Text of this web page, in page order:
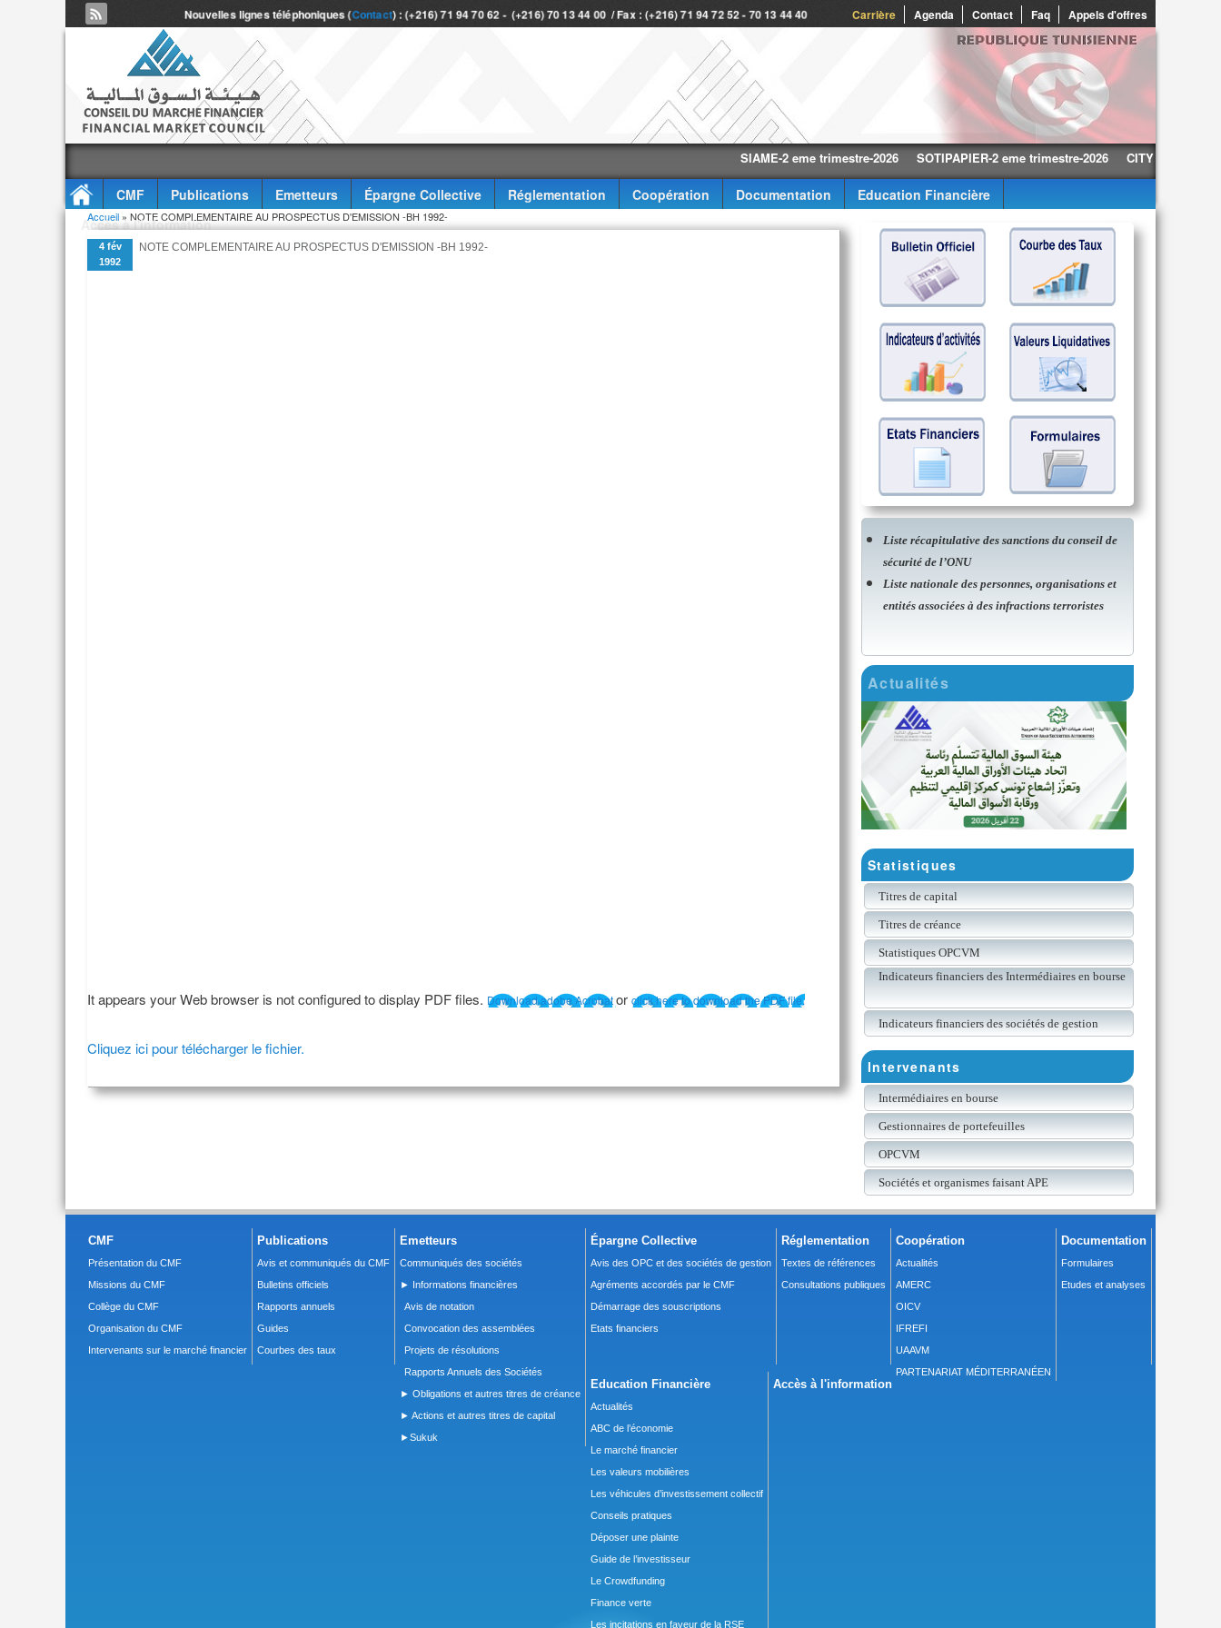
Carrière Agenda Contact Faq Appels d'offres
Nouvelles lignes téléphoniques (Contact) : (+216) 71 94 70 62 - (+216) 70 13 44 00 / Fax : (+216) 71 94 72 52 - 70 13 44 40
SIAME-2 eme trimestre-2026 SOTIPAPIER-2 eme trimestre-2026 CITY CARS-2 eme
CMF Publications Emetteurs Épargne Collective Réglementation Coopération Documentation
Education Financière
Accès à l'information
Vous êtes ici
Accueil » NOTE COMPLEMENTAIRE AU PROSPECTUS D'EMISSION -BH 1992-
4 fév
1992
NOTE COMPLEMENTAIRE AU PROSPECTUS D'EMISSION -BH 1992-
It appears your Web browser is not configured to display PDF files. Download adobe Acrobator click here to download the PDF file.
Cliquez ici pour télécharger le fichier.
Liste récapitulative des sanctions du conseil de
sécurité de l’ONU
Liste nationale des personnes, organisations et
entités associées à des infractions terroristes
Actualités
Statistiques
Titres de capital
Titres de créance
Statistiques OPCVM
Indicateurs financiers des Intermédiaires en bourse
Indicateurs financiers des sociétés de gestion
Intervenants
Intermédiaires en bourse
Gestionnaires de portefeuilles
OPCVM
Sociétés et organismes faisant APE
CMF
Présentation du CMF
Missions du CMF
Collège du CMF
Organisation du CMF
Intervenants sur le marché financier
Publications
Avis et communiqués du CMF
Bulletins officiels
Rapports annuels
Guides
Courbes des taux
Emetteurs
Communiqués des sociétés
► Informations financières
Avis de notation
Convocation des assemblées
Projets de résolutions
Rapports Annuels des Sociétés
► Obligations et autres titres de créance
► Actions et autres titres de capital
►Sukuk
Épargne Collective
Avis des OPC et des sociétés de gestion
Agréments accordés par le CMF
Démarrage des souscriptions
Etats financiers
Réglementation
Textes de références
Consultations publiques
Coopération
Actualités
AMERC
OICV
IFREFI
UAAVM
PARTENARIAT MÉDITERRANÉEN
Documentation
Formulaires
Etudes et analyses
Education Financière
Actualités
ABC de l’économie
Le marché financier
Les valeurs mobilières
Les véhicules d’investissement collectif
Conseils pratiques
Déposer une plainte
Guide de l’investisseur
Le Crowdfunding
Finance verte
Les incitations en faveur de la RSE
Accès à l'information